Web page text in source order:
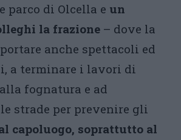
parco di Olcella e un
la frazione – dove la
anche spettacoli ed
a terminare i lavori di
fognatura e ad
strade per prevenire gli
capoluogo, soprattutto al